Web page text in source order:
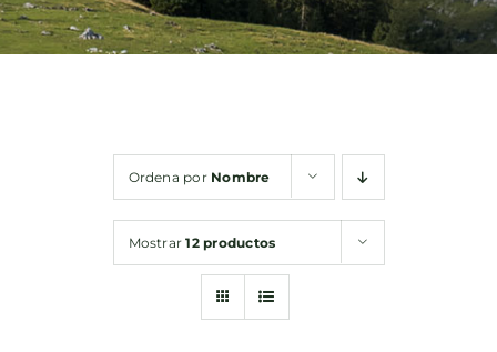
Bebidas
Ordena por Nombre
Mostrar12 productos